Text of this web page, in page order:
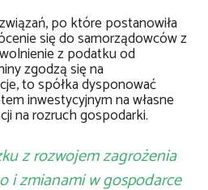
po które postanowiła
się do samorządowców z
z podatku od
zgodzą się na
to spółka dysponować
inwestycyjnym na własne
na rozruch gospodarki.
z rozwojem zagrożenia
i zmianami w gospodarce